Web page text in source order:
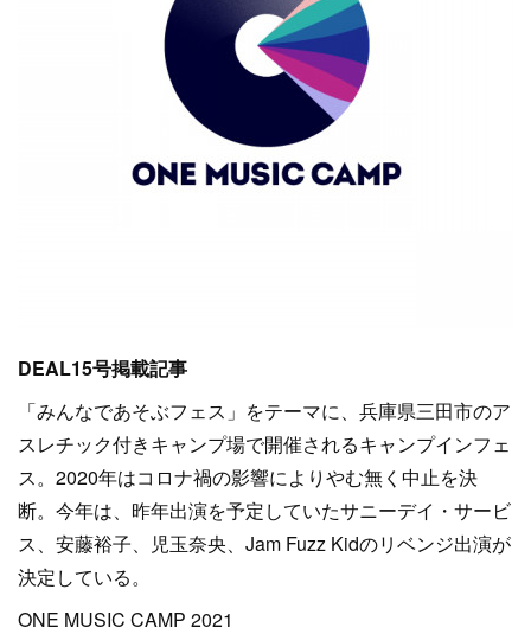
DEAL15号掲載記事
「みんなであそぶフェス」をテーマに、兵庫県三田市のア
スレチック付きキャンプ場で開催されるキャンプインフェ
ス。2020年はコロナ禍の影響によりやむ無く中止を決
断。今年は、昨年出演を予定していたサニーデイ・サービ
ス、安藤裕子、児玉奈央、Jam Fuzz Kidのリベンジ出演が
決定している。
ONE MUSIC CAMP 2021